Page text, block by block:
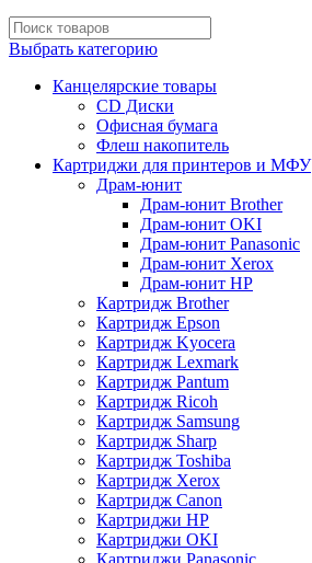
Выбрать категорию
Канцелярские товары
CD Диски
Офисная бумага
Флеш накопитель
Картриджи для принтеров и МФУ
Драм-юнит
Драм-юнит Brother
Драм-юнит OKI
Драм-юнит Panasonic
Драм-юнит Xerox
Драм-юнит НР
Картридж Brother
Картридж Epson
Картридж Kyocera
Картридж Lexmark
Картридж Pantum
Картридж Ricoh
Картридж Samsung
Картридж Sharp
Картридж Toshiba
Картридж Xerox
Картридж Сanon
Картриджи HP
Картриджи OKI